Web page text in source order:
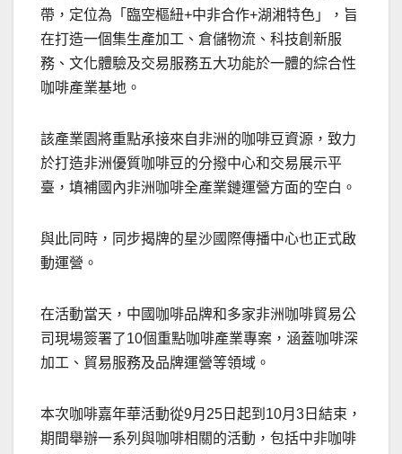
帶，定位為「臨空樞紐+中非合作+湖湘特色」，旨
在打造一個集生產加工、倉儲物流、科技創新服
務、文化體驗及交易服務五大功能於一體的綜合性
咖啡產業基地。
該產業園將重點承接來自非洲的咖啡豆資源，致力
於打造非洲優質咖啡豆的分撥中心和交易展示平
臺，填補國內非洲咖啡全產業鏈運營方面的空白。
與此同時，同步揭牌的星沙國際傳播中心也正式啟
動運營。
在活動當天，中國咖啡品牌和多家非洲咖啡貿易公
司現場簽署了10個重點咖啡產業專案，涵蓋咖啡深
加工、貿易服務及品牌運營等領域。
本次咖啡嘉年華活動從9月25日起到10月3日結束，
期間舉辦一系列與咖啡相關的活動，包括中非咖啡